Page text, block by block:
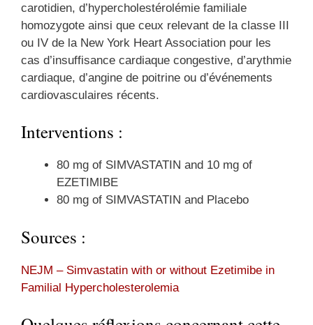
carotidien, d’hypercholestérolémie familiale
homozygote ainsi que ceux relevant de la classe III
ou IV de la New York Heart Association pour les
cas d’insuffisance cardiaque congestive, d’arythmie
cardiaque, d’angine de poitrine ou d’événements
cardiovasculaires récents.
Interventions :
80 mg of SIMVASTATIN and 10 mg of
EZETIMIBE
80 mg of SIMVASTATIN and Placebo
Sources :
NEJM – Simvastatin with or without Ezetimibe in
Familial Hypercholesterolemia